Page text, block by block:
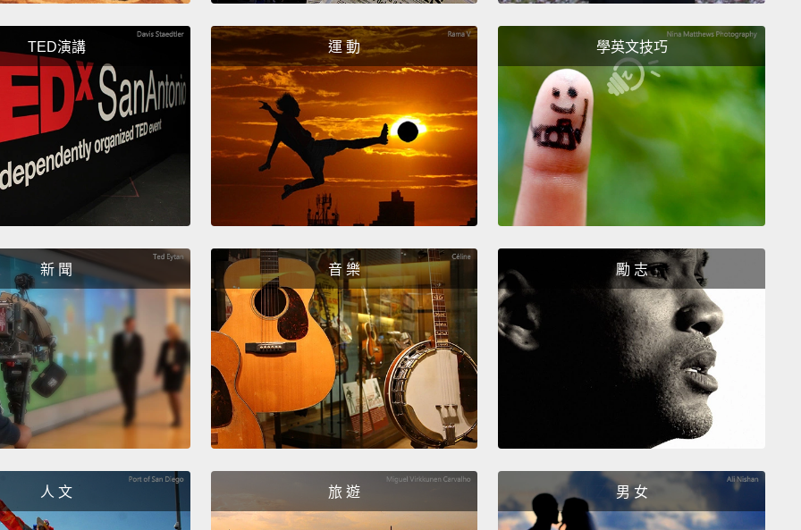
You're so cute. Do you know that you're absolutely
adorable?
你超可愛的。你知道你超可愛嗎？
I already know because you're my brother.
When you
have a baby, you'll get the ones who got lost.
我早就知道了，因為你是我的哥哥。如果你要有小寶寶的時
候，你可以找那些迷路的小孩。
being with a man, they can't have their own children.
噢。那麼說好可愛。那，好，所以你知道如果男生跟男生在一
起，就沒辦法生自己的小孩。
Yeah.
對。
So they would have to—
所以他們必須－－
Because if you have a girl and a boy, they'll have baby.
TED演講 運 動 學英文技巧
新 聞 音 樂 勵 志
人 文 旅 遊 男 女